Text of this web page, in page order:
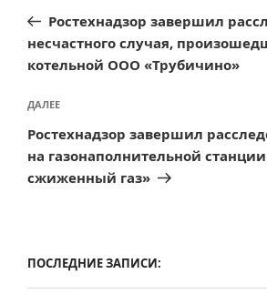
записям
запись:
Ростехнадзор завершил
несчастного случая,
котельной ООО «Трубичино»
Следующая
запись
ДАЛЕЕ
Ростехнадзор завершил
на газонаполнительной
сжиженный газ»
ПОСЛЕДНИЕ ЗАПИСИ: